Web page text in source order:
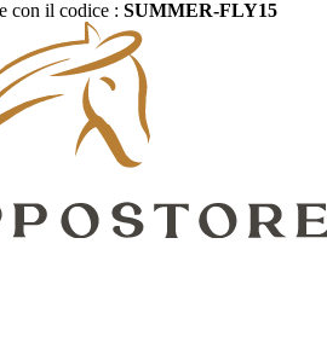
con il codice : SUMMER-FLY15